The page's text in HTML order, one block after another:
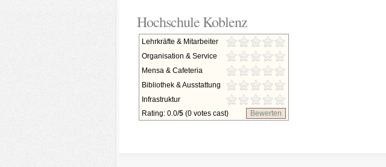
Hochschule Koblenz
Lehrkräfte & Mitarbeiter
Organisation & Service
Mensa & Cafeteria
Bibliothek & Ausstattung
Infrastruktur
Rating: 0.0/5 (0 votes cast) Bewerten